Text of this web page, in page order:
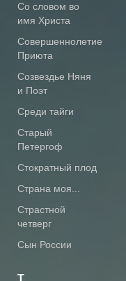
Со словом во
имя Христа
Совершеннолетие
Приюта
Созвездье Няня
и Поэт
Среди тайги
Старый
Петергоф
Стократный плод
Страна моя...
Страстной
четверг
Сын России
Т